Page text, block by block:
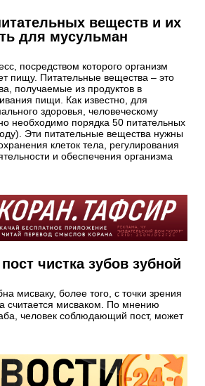
веществ и их
для мусульман
посредством которого организм
пищу. Питательные вещества – это
получаемые из продуктов в
пищи. Как известно, для
здоровья, человеческому
необходимо порядка 50 питательных
Эти питательные вещества нужны
клеток тела, регулирования
и обеспечения организма
чистка зубов зубной
мисваку, более того, с точки зрения
считается мисваком. По мнению
человек соблюдающий пост, может